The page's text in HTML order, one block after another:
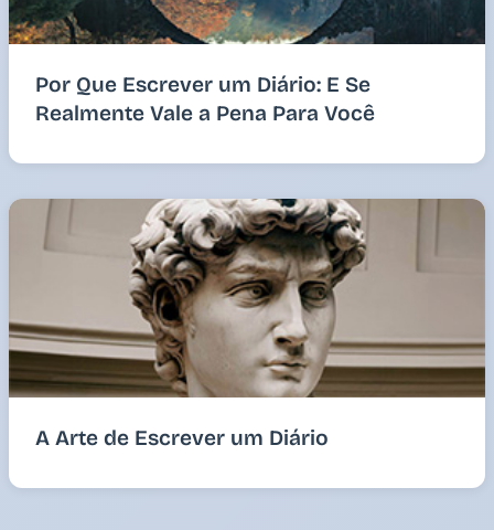
Por Que Escrever um Diário: E Se
Realmente Vale a Pena Para Você
A Arte de Escrever um Diário